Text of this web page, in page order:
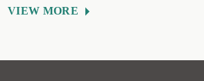
VIEW MORE